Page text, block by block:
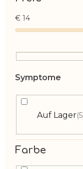
€ 14
Auf Lager 5
Farbe